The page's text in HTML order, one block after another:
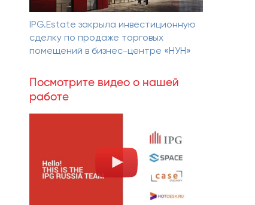
IPG.Estate закрыла инвестиционную
сделку по продаже торговых
помещений в бизнес-центре «НУН»
Посмотрите видео о нашей
работе